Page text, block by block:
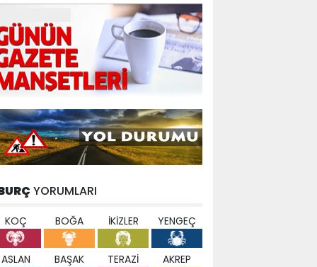
YORUMLARI
KOÇ BOĞA İKİZLER YENGEÇ
ASLAN BAŞAK TERAZİ AKREP